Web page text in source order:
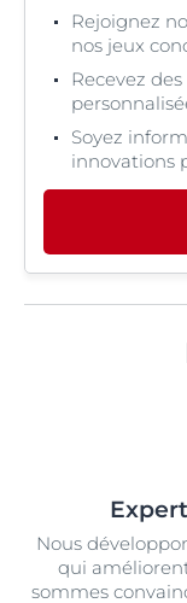
Rejoignez
nos jeux
Recevez
Soyez
innovations
Nous
qui
sommes